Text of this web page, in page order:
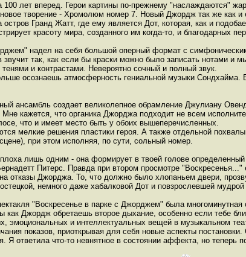
100 лет вперед. Герои картины по-прежнему "наслаждаются"
творение - Хромолюм номер 7. Новый Джордж так же как
Гранд Жатт, где ему является Дот, которая, как и
красоту мира, созданного им когда-то, и благодарных
надел на себя большой оперный формат с
звучит так, как если бы краски можно было записать нотами
и контрастами. Невероятно сочный и полный звук.
осознаешь атмосферность гениальной музыки
ансамбль создает великолепное обрамление Джулиану
кажется, что органика Джорджа подходит не всем
что и имеет место быть у обоих вышеперечисленных.
мелкие решения пластики героя. А также отдельной
при этом исполняя, по сути, сольный номер.
лишь одним - она формирует в твоей голове
Питерс. Правда при втором просмотре
отказы Джорджа. То, что должно было хлопаньем двери,
немного даже хабалковой Дот и повзрослевшей
"Воскресенье в парке с Джорджем" была
как Джордж обретаешь второе дыхание, особенно если тебе
эмоциональных и интеллектуальных вещей в музыкальном
показов, приоткрывая для себя новые аспекты
Я ответила что-то невнятное в состоянии аффекта, но